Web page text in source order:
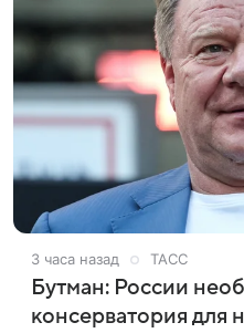
3 часа назад ТАСС
Бутман: России
консерватория для